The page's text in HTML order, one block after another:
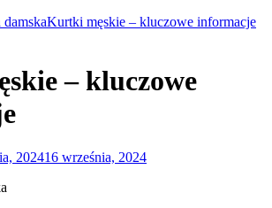
Kurtki męskie – kluczowe informacje
– kluczowe
202416 września, 2024